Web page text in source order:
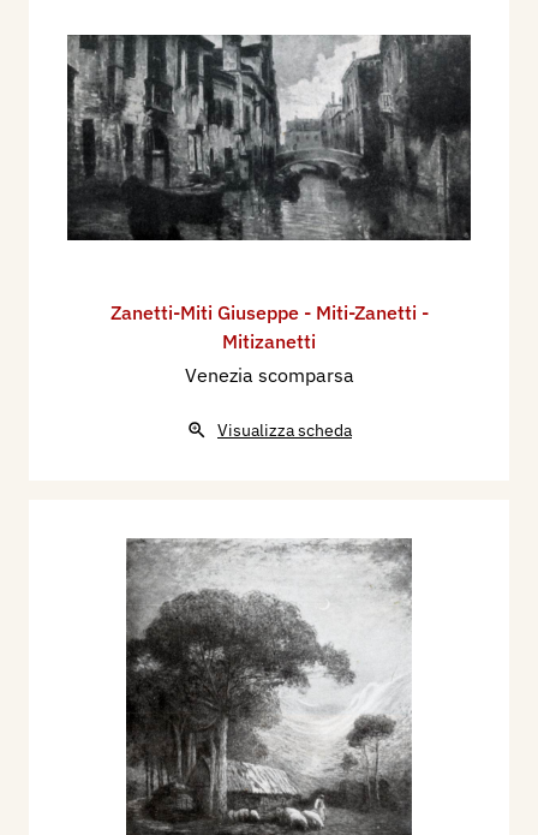
Zanetti-Miti Giuseppe - Miti-Zanetti -
Mitizanetti
Venezia scomparsa
Visualizza scheda